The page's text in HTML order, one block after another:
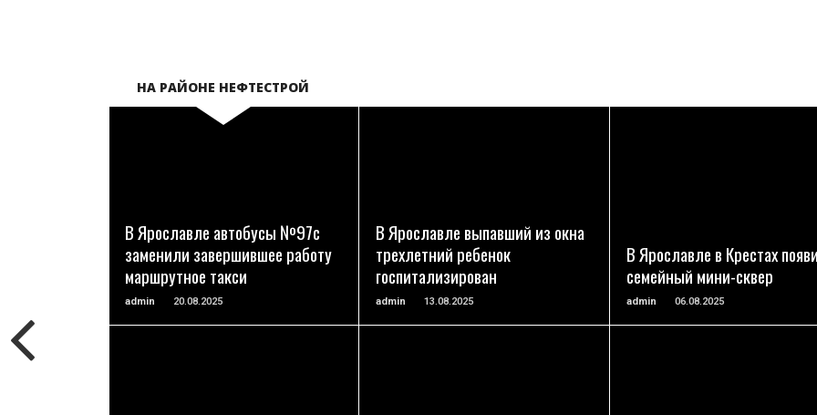
НА РАЙОНЕ НЕФТЕСТРОЙ
В Ярославле автобусы №97с
заменили завершившее работу
маршрутное такси
admin 20.08.2025
В Ярославле выпавший из окна
трехлетний ребенок
госпитализирован
admin 13.08.2025
В Ярославле в Крестах
семейный мини-сквер
admin 06.08.2025